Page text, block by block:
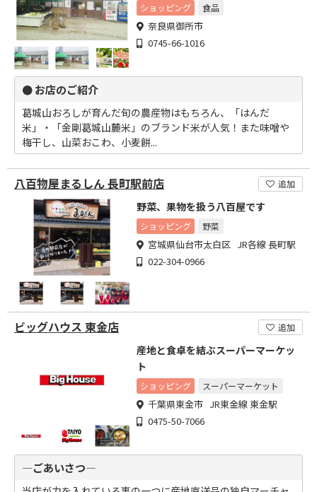
ショッピング 食品
奈良県御所市
0745-66-1016
● お店のご紹介
葛城山おろしが育んだ旬の農産物はもちろん、「はんだ
米」・「金剛葛城山麓米」のブランド米が人気！また味噌や
梅干し、山菜おこわ、小麦餅...
八百物屋まるしん 長町駅前店 追加
野菜、果物を扱う八百屋です
ショッピング 野菜
宮城県仙台市太白区 JR各線 長町駅
022-304-0966
ビッグハウス 東金店 追加
産地と食卓を結ぶスーパーマーケッ
ト
ショッピング スーパーマーケット
千葉県東金市 JR東金線 東金駅
0475-50-7066
―ごあいさつ―